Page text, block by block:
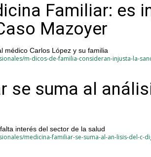
Familiar: es
Mazoyer
médico Carlos López y su familia
m-dicos-de-familia-consideran-injusta-la-
se suma al
interés del sector de la salud
medicina-familiar-se-suma-al-an-lisis-del-c-